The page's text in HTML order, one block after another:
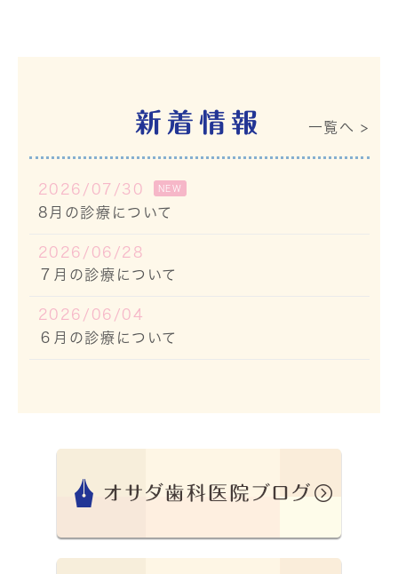
新着情報 一覧へ >
2026/07/30 NEW
8月の診療について
2026/06/28
７月の診療について
2026/06/04
６月の診療について